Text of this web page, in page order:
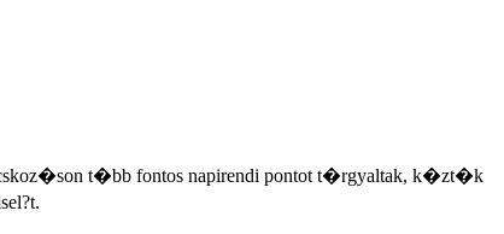
t�bb fontos napirendi pontot t�rgyaltak, k�zt�k